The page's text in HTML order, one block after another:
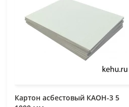
Картон асбестовый КАОН-3 5